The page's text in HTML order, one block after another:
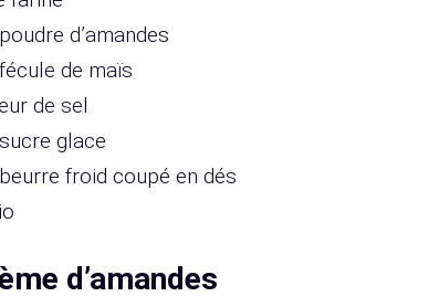
d’amandes
de maïs
de sel
glace
froid coupé en dés
d’amandes